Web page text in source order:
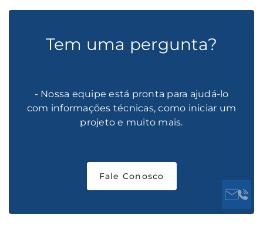
Tem uma pergunta?
- Nossa equipe está pronta para ajudá-lo
com informações técnicas, como iniciar um
projeto e muito mais.
Fale Conosco